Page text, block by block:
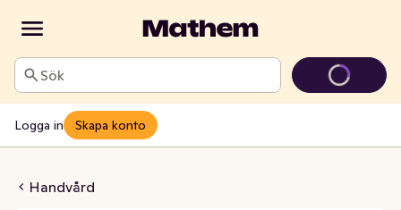
Sök
Logga in Skapa konto
Handvård
Rain Refill